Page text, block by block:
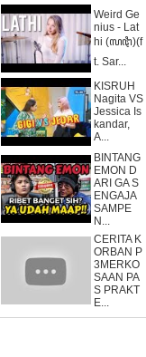
Weird Ge
nius - Lat
hi (ꦭꦛꦶ)(f
t. Sar...
KISRUH
Nagita VS
Jessica Is
kandar,
A...
BINTANG
EMON D
ARI GA S
ENGAJA
SAMPE
N...
CERITA K
ORBAN P
3MERKO
SAAN PA
S PRAKT
E...